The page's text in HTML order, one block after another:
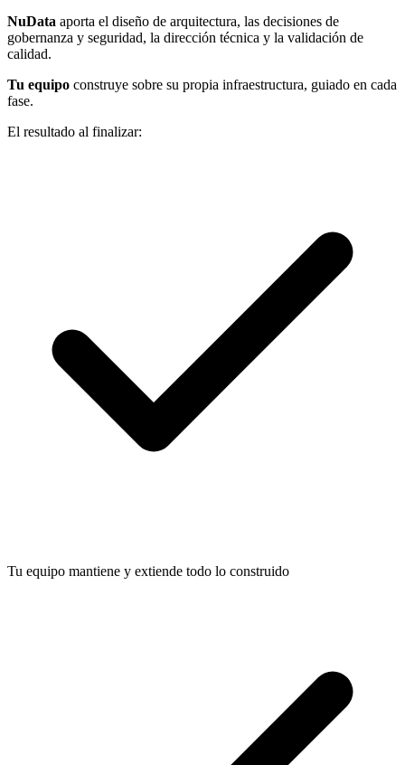
NuData aporta el diseño de arquitectura, las decisiones de
gobernanza y seguridad, la dirección técnica y la validación de
calidad.
Tu equipo construye sobre su propia infraestructura, guiado en cada
fase.
El resultado al finalizar:
Tu equipo mantiene y extiende todo lo construido